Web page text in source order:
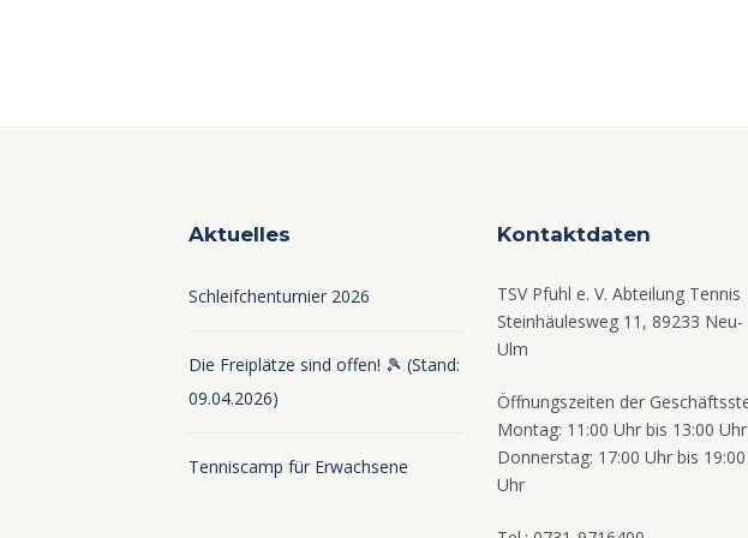
Aktuelles
Schleifchenturnier 2026
Die Freiplätze sind offen! 🎾 (Stand:
09.04.2026)
Tenniscamp für Erwachsene
Kontaktdaten
TSV Pfuhl e. V. Abteilung Tennis
Steinhäulesweg 11, 89233 Neu-
Ulm
Öffnungszeiten der
Montag: 11:00 Uhr bis 13:00 Uhr
Donnerstag: 17:00 Uhr bis 19:00
Uhr